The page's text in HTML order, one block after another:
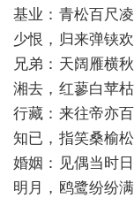
基业：青松百尺
少恨，归来弹铗欢
兄弟：天阔雁横
湘去，红蓼白苹枯
行藏：来往帝亦
知已，指笑桑榆松
婚姻：见偶当时
明月，鸥鹭纷纷满